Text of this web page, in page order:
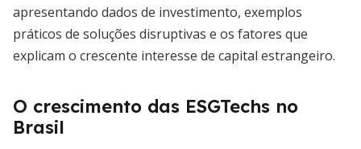
apresentando dados de investimento, exemplos
práticos de soluções disruptivas e os fatores que
explicam o crescente interesse de capital estrangeiro.
O crescimento das ESGTechs no
Brasil